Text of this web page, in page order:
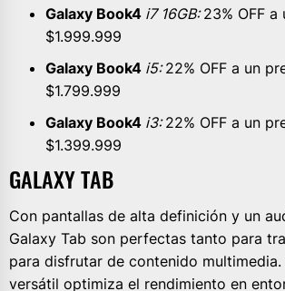
Galaxy Book4 i7 16GB:23% OFF
$1.999.999
Galaxy Book4 i5:22% OFF a un
$1.799.999
Galaxy Book4 i3:22% OFF a un
$1.399.999
GALAXY TAB
Con pantallas de alta definición y un
Galaxy Tab son perfectas tanto para
para disfrutar de contenido multimedia.
versátil optimiza el rendimiento en